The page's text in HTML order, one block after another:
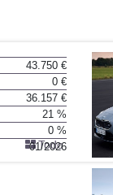
Todo
43.750 €
0 €
36.157 €
21 %
0 %
01/2026